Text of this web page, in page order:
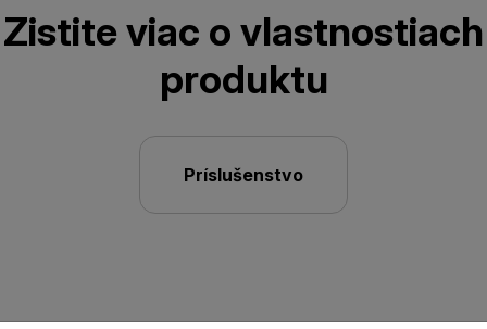
Zistite viac o vlastnostiach
produktu
Príslušenstvo